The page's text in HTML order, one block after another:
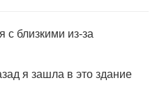
близкими из-за
я зашла в это здание